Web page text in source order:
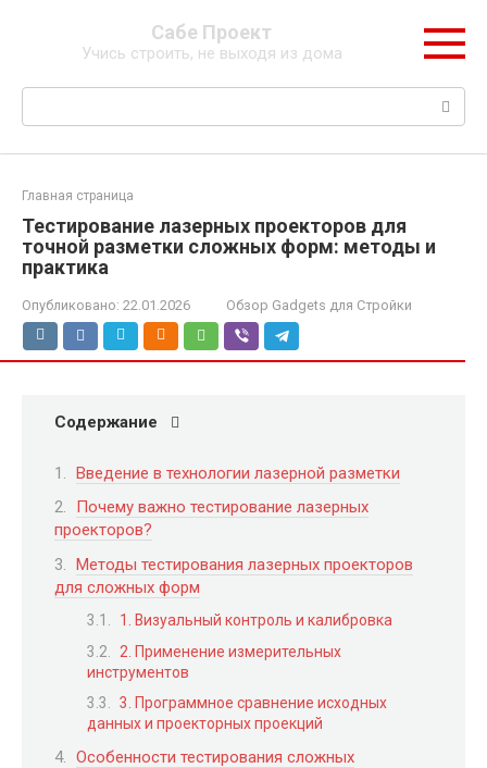
Сабе Проект
Учись строить, не выходя из дома
Поиск:
Главная страница
Тестирование лазерных проекторов для
точной разметки сложных форм: методы и
практика
Опубликовано: 22.01.2026 Обзор Gadgets для Стройки
Содержание
Введение в технологии лазерной разметки
Почему важно тестирование лазерных
проекторов?
Методы тестирования лазерных проекторов
для сложных форм
1. Визуальный контроль и калибровка
2. Применение измерительных
инструментов
3. Программное сравнение исходных
данных и проекторных проекций
Особенности тестирования сложных